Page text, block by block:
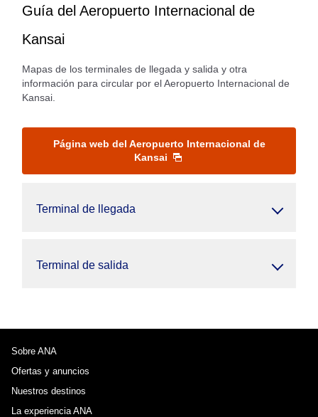
Guía del Aeropuerto Internacional de
Kansai
Mapas de los terminales de llegada y salida y otra
información para circular por el Aeropuerto Internacional de
Kansai.
Página web del Aeropuerto Internacional de
Kansai
Terminal de llegada
Terminal de salida
Sobre ANA
Ofertas y anuncios
Nuestros destinos
La experiencia ANA